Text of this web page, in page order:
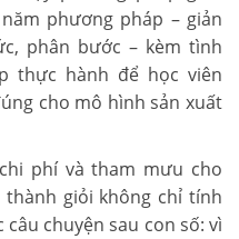
phương pháp – giản
phân bước – kèm tình
thực hành để học viên
cho mô hình sản xuất
phí và tham mưu cho
thành giỏi không chỉ tính
chuyện sau con số: vì